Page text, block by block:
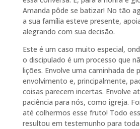
Amanda pôde se batizar! No tão
a sua família esteve presente,
alegrando com sua decisão.
Este é um caso muito especial,
o discipulado é um processo que
lições. Envolve uma caminhada de
envolvimento e, principalmente,
coisas parecem incertas. Envolve
paciência para nós, como igreja.
até colhermos esse fruto! Todo
resultou em testemunho para